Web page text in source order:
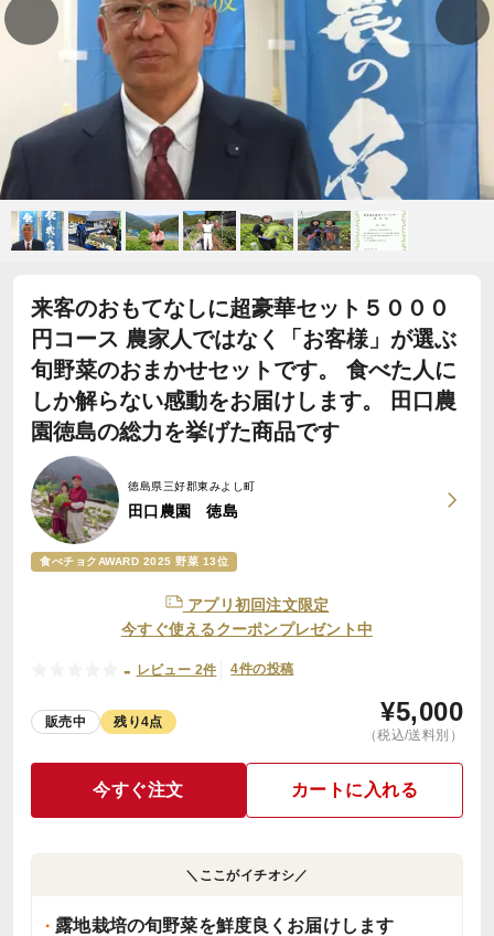
来客のおもてなしに超豪華セット５０００
円コース 農家人ではなく「お客様」が選ぶ
旬野菜のおまかせセットです。 食べた人に
しか解らない感動をお届けします。 田口農
園徳島の総力を挙げた商品です
徳島県三好郡東みよし町
田口農園 徳島
食べチョクAWARD 2025 野菜 13位
アプリ初回注文限定
今すぐ使えるクーポンプレゼント中
- レビュー 2件 4件の投稿
販売中 残り4点 ¥5,000
（税込/送料別）
今すぐ注文 カートに入れる
＼ここがイチオシ／
露地栽培の旬野菜を鮮度良くお届けします